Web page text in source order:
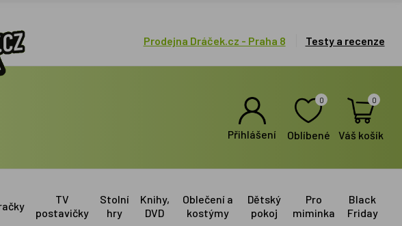
Prodejna Dráček.cz - Praha 8 Testy a recenze
Přihlášení
0
Oblíbené
0
Váš košík
TV
postavičky
Stolní
hry
Knihy,
DVD
Oblečení a
kostýmy
Dětský
pokoj
Pro
miminka
Black
Friday